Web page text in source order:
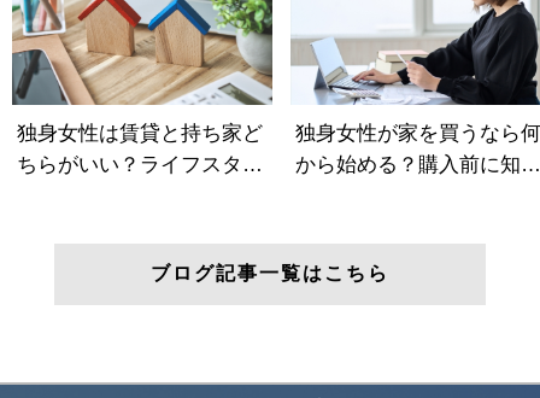
ブログ記事一覧はこちら